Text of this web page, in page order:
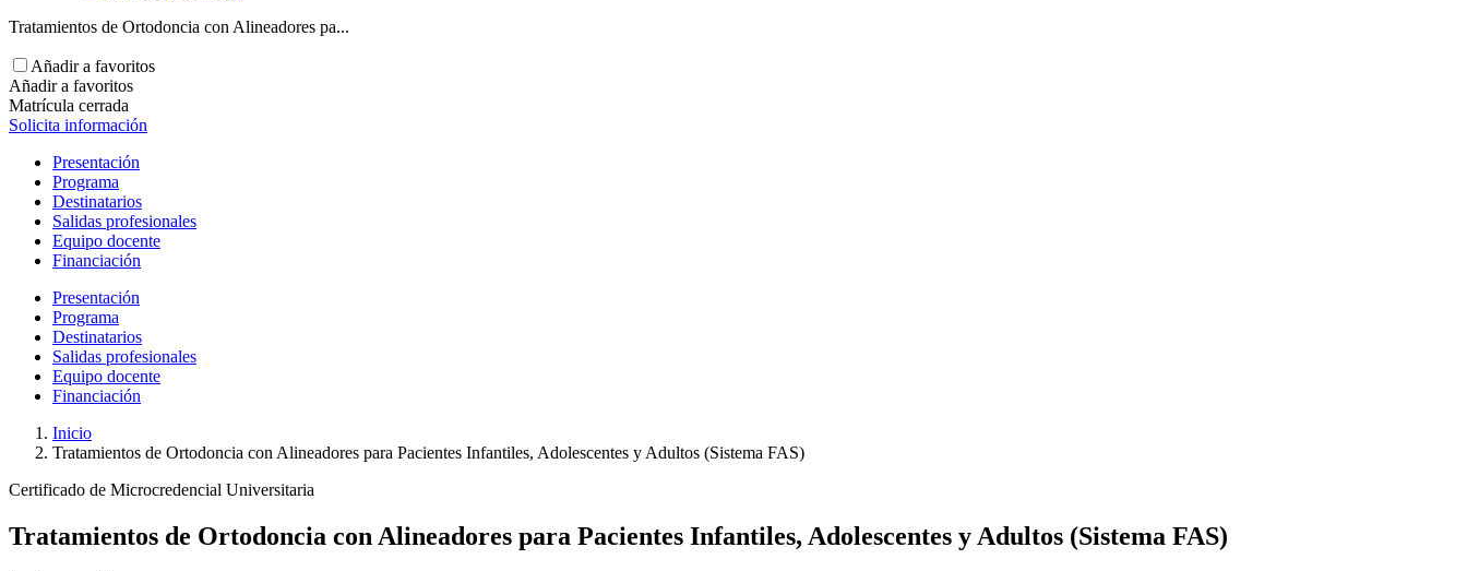
Tratamientos de Ortodoncia con Alineadores pa...
Añadir a favoritos
Añadir a favoritos
Matrícula cerrada
Solicita información
Presentación
Programa
Destinatarios
Salidas profesionales
Equipo docente
Financiación
Presentación
Programa
Destinatarios
Salidas profesionales
Equipo docente
Financiación
Inicio
Tratamientos de Ortodoncia con Alineadores para Pacientes Infantiles, Adolescentes y Adultos (Sistema FAS)
Certificado de Microcredencial Universitaria
Tratamientos de Ortodoncia con Alineadores para Pacientes Infantiles, Adolescentes y Adultos (Sistema FAS)